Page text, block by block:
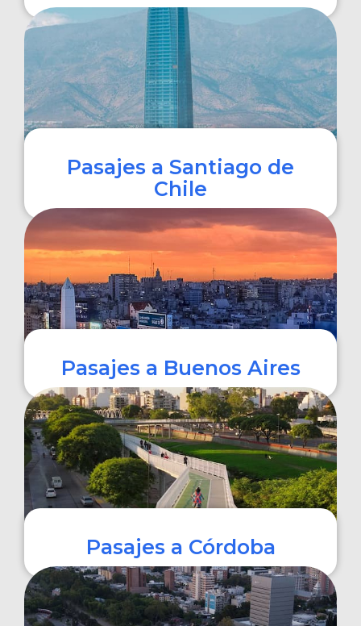
COMPRAR
Pasajes a Santiago de
Chile
Pasajes a Buenos Aires
COMPRAR
Pasajes a Córdoba
COMPRAR